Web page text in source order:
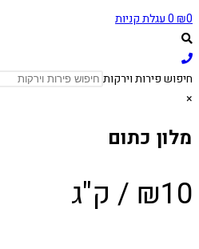
₪0
0עגלת קניות
חיפוש פירות וירקות
×
מלון כתום
₪10 / ק"ג